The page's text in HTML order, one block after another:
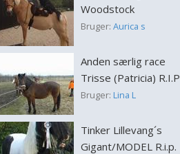
Woodstock
Bruger: Aurica s
Anden særlig race
Trisse (Patricia) R.I.P
Bruger: Lina L
Tinker Lillevang´s
Gigant/MODEL R.i.p.